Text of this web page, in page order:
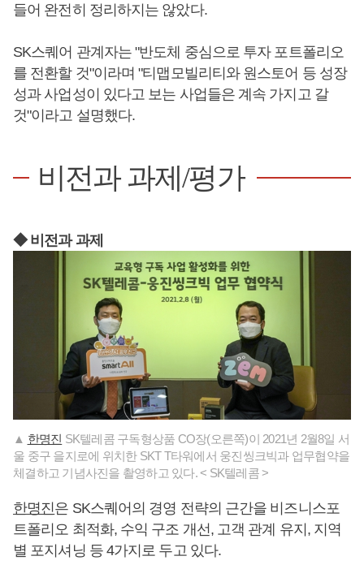
들어 완전히 정리하지는 않았다.
SK스퀘어 관계자는 "반도체 중심으로 투자 포트폴리오
를 전환할 것"이라며 "티맵모빌리티와 원스토어 등 성장
성과 사업성이 있다고 보는 사업들은 계속 가지고 갈
것"이라고 설명했다.
비전과 과제/평가
◆ 비전과 과제
▲ 한명진 SK텔레콤 구독형상품 CO장(오른쪽)이 2021년 2월8일 서
울 중구 을지로에 위치한 SKT T타워에서 웅진씽크빅과 업무협약을
체결하고 기념사진을 촬영하고 있다. < SK텔레콤 >
한명진은 SK스퀘어의 경영 전략의 근간을 비즈니스포
트폴리오 최적화, 수익 구조 개선, 고객 관계 유지, 지역
별 포지셔닝 등 4가지로 두고 있다.